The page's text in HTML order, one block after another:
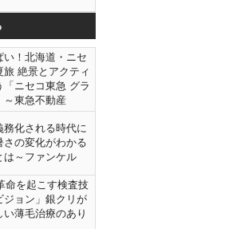
い！北海道・ニセ
旅 絶景とアクティ
「ニセコ東急 グラ
～東急不動産
務化される時代に
さの変化がわかる
は～ファンケル
命を起こす検査技
ジョン」銀クリが
薄毛治療のあり